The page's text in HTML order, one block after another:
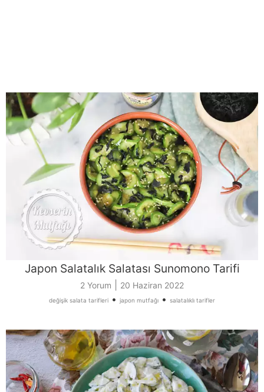
Japon Salatalık Salatası Sunomono Tarifi
2 Yorum 20 Haziran 2022
değişik salata tarifleri • japon mutfağı • salatalıklı tarifler